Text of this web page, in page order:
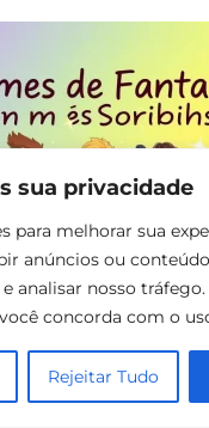
sua privacidade
para melhorar sua
anúncios ou conteúdo
analisar nosso
concorda com o
Rejeitar Tudo
com